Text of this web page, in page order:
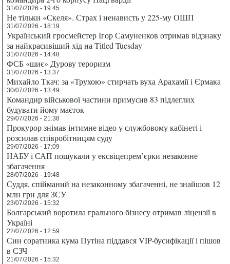
31/07/2026 - 19:45
Не тільки «Скеля». Страх і ненависть у 225-му ОШП
31/07/2026 - 18:19
Український гросмейстер Ігор Самуненков отримав відзнаку
за найкрасивіший хід на Titled Tuesday
31/07/2026 - 14:48
ФСБ «шиє» Дурову тероризм
31/07/2026 - 13:37
Михайло Ткач: за «Трухою» стирчать вуха Арахамії і Єрмака
30/07/2026 - 13:49
Командир військової частини примусив 83 підлеглих
будувати йому маєток
29/07/2026 - 21:38
Прокурор знімав інтимне відео у службовому кабінеті і
розсилав співробітницям суду
29/07/2026 - 17:09
НАБУ і САП пошукали у ексвіцепрем’єрки незаконне
збагачення
28/07/2026 - 19:48
Суддя, спійманий на незаконному збагаченні, не знайшов 12
млн грн для ЗСУ
23/07/2026 - 15:32
Болгарський воротила грального бізнесу отримав ліцензії в
Україні
22/07/2026 - 12:59
Син соратника кума Путіна піддався VIP-бусифікації і пішов
в СЗЧ
21/07/2026 - 15:32